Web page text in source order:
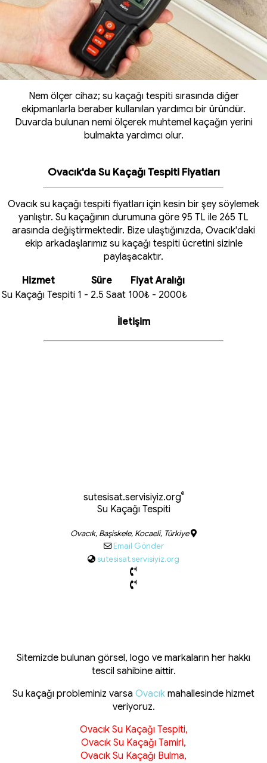
Nem ölçer cihaz; su kaçağı tespiti sırasında diğer
ekipmanlarla beraber kullanılan yardımcı bir üründür.
Duvarda bulunan nemi ölçerek muhtemel kaçağın yerini
bulmakta yardımcı olur.
Ovacık'da Su Kaçağı Tespiti Fiyatları
Ovacık su kaçağı tespiti fiyatları için kesin bir şey söylemek
yanlıştır. Su kaçağının durumuna göre 95 TL ile 265 TL
arasında değiştirmektedir. Bize ulaştığınızda, Ovacık'daki
ekip arkadaşlarımız su kaçağı tespiti ücretini sizinle
paylaşacaktır.
Hizmet
Süre
Fiyat Aralığı
Su Kaçağı Tespiti 1 - 2.5 Saat 100₺ - 2000₺
İletişim
sutesisat.servisiyiz.org®
Su Kaçağı Tespiti
Ovacık, Başiskele, Kocaeli, Türkiye
Email Gönder
sutesisat.servisiyiz.org
Sitemizde bulunan görsel, logo ve markaların her hakkı
tescil sahibine aittir.
Su kaçağı probleminiz varsa Ovacık mahallesinde hizmet
veriyoruz.
Ovacık Su Kaçağı Tespiti,
Ovacık Su Kaçağı Tamiri,
Ovacık Su Kaçağı Bulma,